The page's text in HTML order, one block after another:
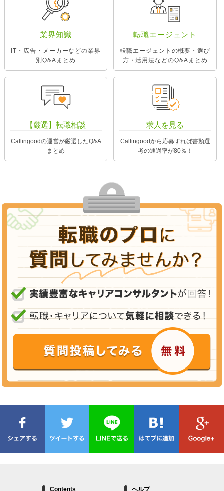
業界知識
IT・広告・メーカーなどの業界
別Q&Aまとめ
転職エージェント
転職エージェントの概要・選び
方・活用法などのQ&Aまとめ
【厳選】転職相談
Callingoodの運営が厳選したQ&A
まとめ
求人を見る
Callingoodから応募すれば書類選
考の通過率が80％！